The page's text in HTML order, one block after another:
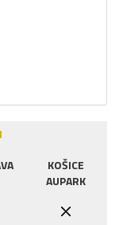
KOŠICE
AUPARK